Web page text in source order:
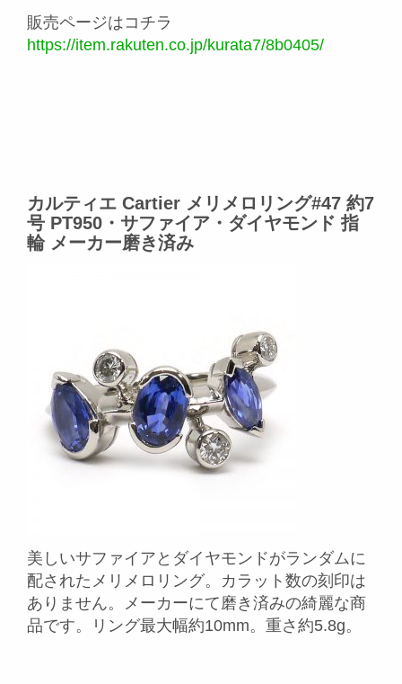
販売ページはコチラ
https://item.rakuten.co.jp/kurata7/8b0405/
カルティエ Cartier メリメロリング#47 約7
号 PT950・サファイア・ダイヤモンド 指
輪 メーカー磨き済み
美しいサファイアとダイヤモンドがランダムに
配されたメリメロリング。カラット数の刻印は
ありません。メーカーにて磨き済みの綺麗な商
品です。リング最大幅約10mm。重さ約5.8g。